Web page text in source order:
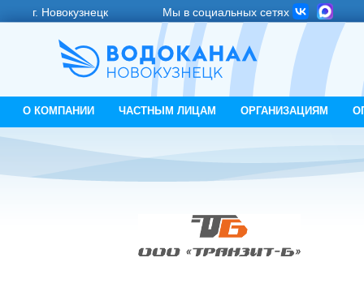
г. Новокузнецк Мы в социальных сетях
О КОМПАНИИ ЧАСТНЫМ ЛИЦАМ ОРГАНИЗАЦИЯМ